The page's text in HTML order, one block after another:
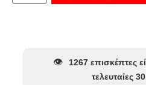
👁️
1267 επισκέπτες
τελευταίες